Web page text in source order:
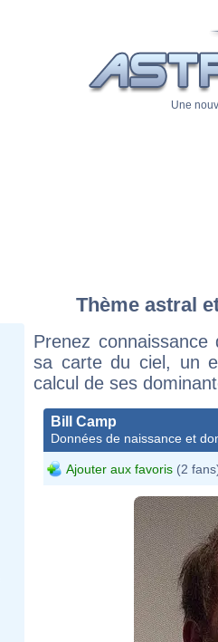
Une
Thème astral
Prenez
sa carte du ciel, un
calcul de ses
Bill Camp
Données de naissance et
Ajouter aux favoris (2